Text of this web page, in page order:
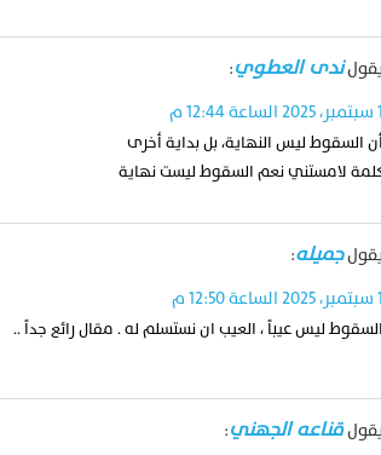
يقولندى العطوي:
1 سبتمبر، 2025 الساعة 12:44 م
السقوط ليس النهاية، بل بداية أخرى
لامستني نعم السقوط ليست نهاية
يقولجميله:
1 سبتمبر، 2025 الساعة 12:50 م
السقوط ليس عيباً ، العيب ان نستسلم له . مقال رائع جداً ..
يقولقناعه الجهني: